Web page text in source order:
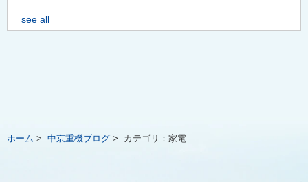
see all
ホーム > 中京重機ブログ > カテゴリ： 家電